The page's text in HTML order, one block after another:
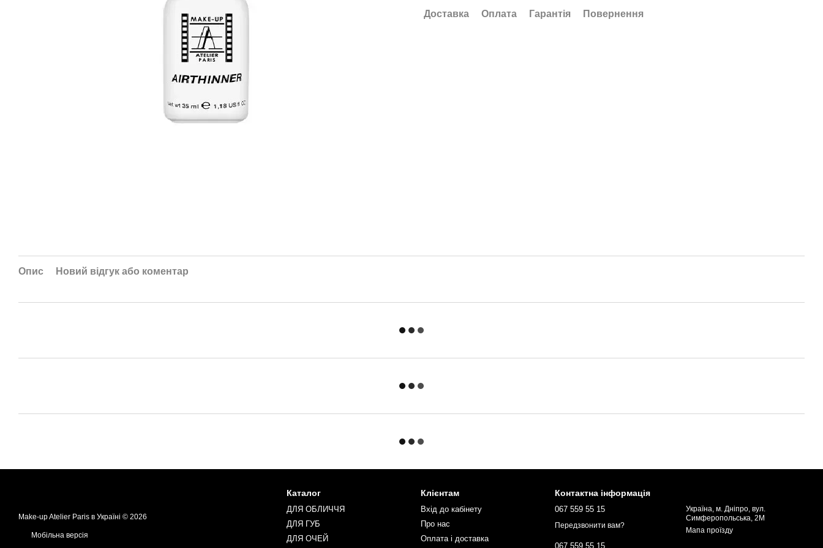
Доставка Оплата Гарантія Повернення
Опис Новий відгук або коментар
Make-up Atelier Paris в Україні © 2026
Мобільна версія
Каталог
ДЛЯ ОБЛИЧЧЯ
ДЛЯ ГУБ
ДЛЯ ОЧЕЙ
Клієнтам
Вхід до кабінету
Про нас
Оплата і доставка
Контактна інформація
067 559 55 15
Передзвонити вам?
067 559 55 15
Україна, м. Дніпро, вул.
Симферопольська, 2М
Мапа проїзду